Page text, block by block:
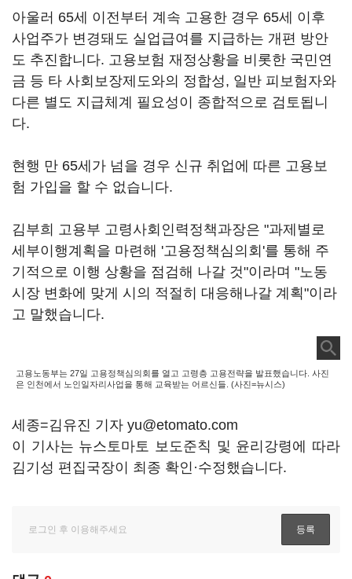
아울러 65세 이전부터 계속 고용한 경우 65세 이후
사업주가 변경돼도 실업급여를 지급하는 개편 방안
도 추진합니다. 고용보험 재정상황을 비롯한 국민연
금 등 타 사회보장제도와의 정합성, 일반 피보험자와
다른 별도 지급체계 필요성이 종합적으로 검토됩니
다.
현행 만 65세가 넘을 경우 신규 취업에 따른 고용보
험 가입을 할 수 없습니다.
김부희 고용부 고령사회인력정책과장은 "과제별로
세부이행계획을 마련해 '고용정책심의회'를 통해 주
기적으로 이행 상황을 점검해 나갈 것"이라며 "노동
시장 변화에 맞게 시의 적절히 대응해나갈 계획"이라
고 말했습니다.
고용노동부는 27일 고용정책심의회를 열고 고령층 고용전략을 발표했습니다. 사진
은 인천에서 노인일자리사업을 통해 교육받는 어르신들. (사진=뉴시스)
세종=김유진 기자 yu@etomato.com
이 기사는 뉴스토마토 보도준칙 및 윤리강령에 따라
김기성 편집국장이 최종 확인·수정했습니다.